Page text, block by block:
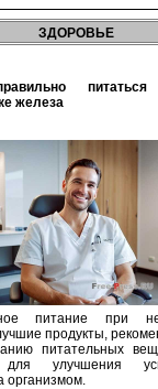
ЗДОРОВЬЕ
железа
питание при
продукты,
питательных
улучшения
организмом.